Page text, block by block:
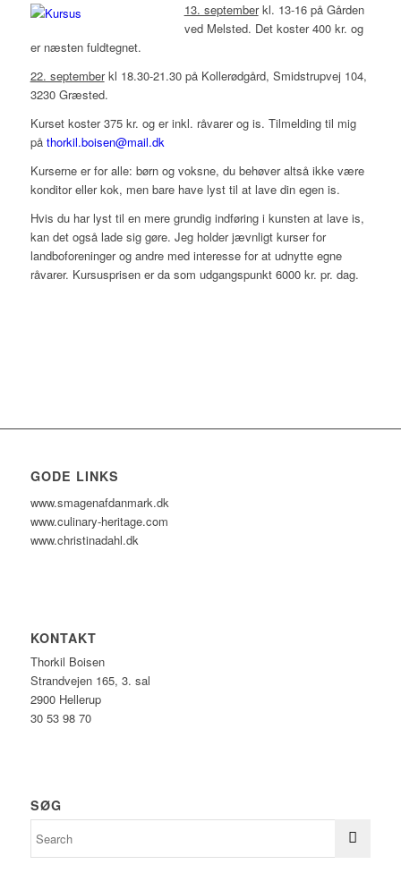
13. septemberkl. 13-16 på Gården
ved Melsted. Det koster 400 kr. og
er næsten fuldtegnet.
22. septemberkl 18.30-21.30 på Kollerødgård, Smidstrupvej 104,
3230 Græsted.
Kurset koster 375 kr. og er inkl. råvarer og is. Tilmelding til mig
på thorkil.boisen@mail.dk
Kurserne er for alle: børn og voksne, du behøver altså ikke være
konditor eller kok, men bare have lyst til at lave din egen is.
Hvis du har lyst til en mere grundig indføring i kunsten at lave is,
kan det også lade sig gøre. Jeg holder jævnligt kurser for
landboforeninger og andre med interesse for at udnytte egne
råvarer. Kursusprisen er da som udgangspunkt 6000 kr. pr. dag.
GODE LINKS
www.smagenafdanmark.dk
www.culinary-heritage.com
www.christinadahl.dk
KONTAKT
Thorkil Boisen
Strandvejen 165, 3. sal
2900 Hellerup
30 53 98 70
SØG